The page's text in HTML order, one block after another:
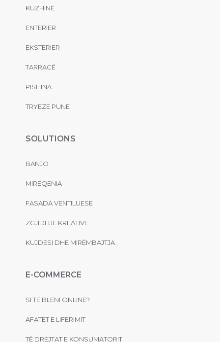
KUZHINË
ENTERIER
EKSTERIER
TARRACË
PISHINA
TRYEZË PUNE
SOLUTIONS
BANJO
MIRËQENIA
FASADA VENTILUESE
ZGJIDHJE KREATIVE
KUJDESI DHE MIRËMBAJTJA
E-COMMERCE
SI TË BLENI ONLINE?
AFATET E LIFERIMIT
TË DREJTAT E KONSUMATORIT